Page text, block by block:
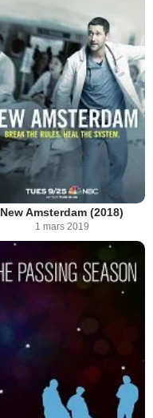
New Amsterdam (2018)
1 mars 2019